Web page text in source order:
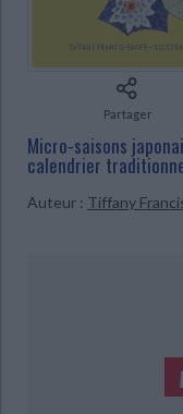
Bibliothèque de la Pléiade
Classiques scolaires
Littérature de voyage
Littérature en version
Ecologie - Environnement
Histoire de France
Histoire - Généralités
Culture scientifique
Danse
Partager
Micro-saisons
calendrier
Auteur : Tiffany